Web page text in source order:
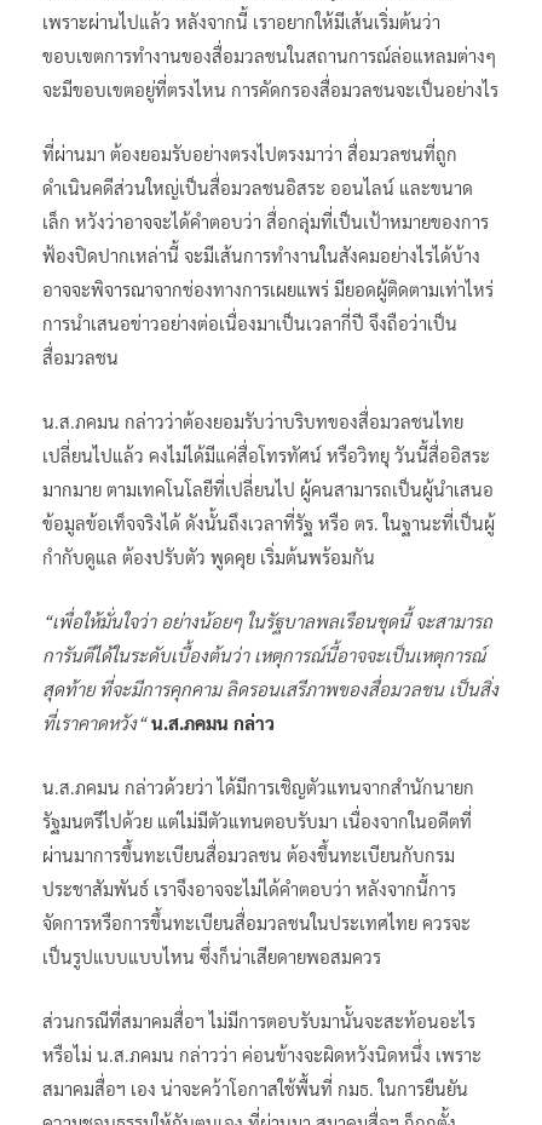
เพราะผ่านไปแล้ว หลังจากนี้ เราอยากให้มีเส้นเริ่มต้นว่า
ขอบเขตการทำงานของสื่อมวลชนในสถานการณ์ล่อแหลมต่างๆ
จะมีขอบเขตอยู่ที่ตรงไหน การคัดกรองสื่อมวลชนจะเป็นอย่างไร
ที่ผ่านมา ต้องยอมรับอย่างตรงไปตรงมาว่า สื่อมวลชนที่ถูก
ดำเนินคดีส่วนใหญ่เป็นสื่อมวลชนอิสระ ออนไลน์ และขนาด
เล็ก หวังว่าอาจจะได้คำตอบว่า สื่อกลุ่มที่เป็นเป้าหมายของการ
ฟ้องปิดปากเหล่านี้ จะมีเส้นการทำงานในสังคมอย่างไรได้บ้าง
อาจจะพิจารณาจากช่องทางการเผยแพร่ มียอดผู้ติดตามเท่าไหร่
การนำเสนอข่าวอย่างต่อเนื่องมาเป็นเวลากี่ปี จึงถือว่าเป็น
สื่อมวลชน
น.ส.ภคมน กล่าวว่าต้องยอมรับว่าบริบทของสื่อมวลชนไทย
เปลี่ยนไปแล้ว คงไม่ได้มีแค่สื่อโทรทัศน์ หรือวิทยุ วันนี้สื่ออิสระ
มากมาย ตามเทคโนโลยีที่เปลี่ยนไป ผู้คนสามารถเป็นผู้นำเสนอ
ข้อมูลข้อเท็จจริงได้ ดังนั้นถึงเวลาที่รัฐ หรือ ตร. ในฐานะที่เป็นผู้
กำกับดูแล ต้องปรับตัว พูดคุย เริ่มต้นพร้อมกัน
“เพื่อให้มั่นใจว่า อย่างน้อยๆ ในรัฐบาลพลเรือนชุดนี้ จะสามารถ
การันตีได้ในระดับเบื้องต้นว่า เหตุการณ์นี้อาจจะเป็นเหตุการณ์
สุดท้าย ที่จะมีการคุกคาม ลิดรอนเสรีภาพของสื่อมวลชน เป็นสิ่ง
ที่เราคาดหวัง“ น.ส.ภคมน กล่าว
น.ส.ภคมน กล่าวด้วยว่า ได้มีการเชิญตัวแทนจากสำนักนายก
รัฐมนตรีไปด้วย แต่ไม่มีตัวแทนตอบรับมา เนื่องจากในอดีตที่
ผ่านมาการขึ้นทะเบียนสื่อมวลชน ต้องขึ้นทะเบียนกับกรม
ประชาสัมพันธ์ เราจึงอาจจะไม่ได้คำตอบว่า หลังจากนี้การ
จัดการหรือการขึ้นทะเบียนสื่อมวลชนในประเทศไทย ควรจะ
เป็นรูปแบบแบบไหน ซึ่งก็น่าเสียดายพอสมควร
ส่วนกรณีที่สมาคมสื่อฯ ไม่มีการตอบรับมานั้นจะสะท้อนอะไร
หรือไม่ น.ส.ภคมน กล่าวว่า ค่อนข้างจะผิดหวังนิดหนึ่ง เพราะ
สมาคมสื่อฯ เอง น่าจะคว้าโอกาสใช้พื้นที่ กมธ. ในการยืนยัน